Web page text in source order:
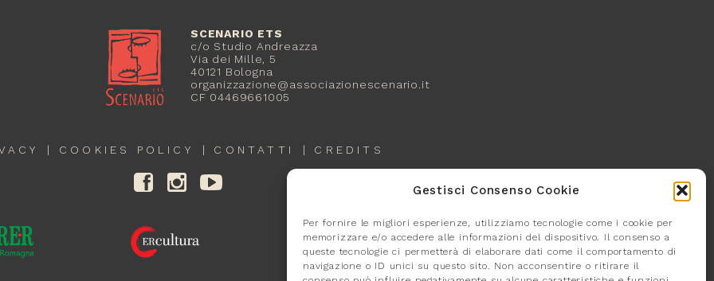
Gestisci Consenso Cookie
Per fornire le migliori esperienze, utilizziamo tecnologie come i cookie per
memorizzare e/o accedere alle informazioni del dispositivo. Il consenso a
queste tecnologie ci permetterà di elaborare dati come il comportamento di
navigazione o ID unici su questo sito. Non acconsentire o ritirare il
SCENARIO ETS
c/o Studio Andreazza
Via dei Mille, 5
40121 Bologna
organizzazione@associazionescenario.it
CF 04469661005
COOKIES POLICY CONTATTI CREDITS